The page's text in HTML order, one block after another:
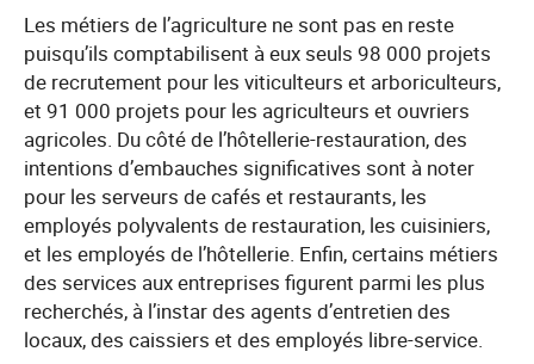
Les métiers de l’agriculture ne sont pas en reste
puisqu’ils comptabilisent à eux seuls 98 000 projets
de recrutement pour les viticulteurs et arboriculteurs,
et 91 000 projets pour les agriculteurs et ouvriers
agricoles. Du côté de l’hôtellerie-restauration, des
intentions d’embauches significatives sont à noter
pour les serveurs de cafés et restaurants, les
employés polyvalents de restauration, les cuisiniers,
et les employés de l’hôtellerie. Enfin, certains métiers
des services aux entreprises figurent parmi les plus
recherchés, à l’instar des agents d’entretien des
locaux, des caissiers et des employés libre-service.